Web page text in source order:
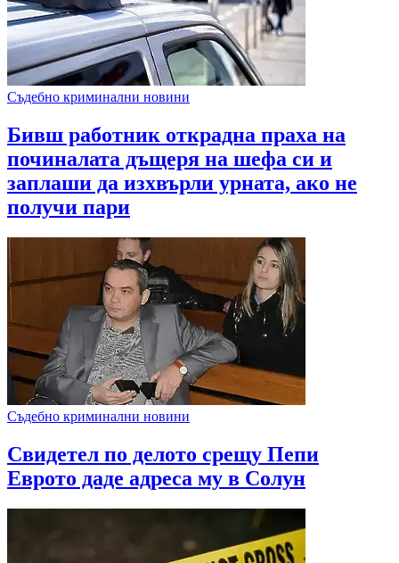
Съдебно криминални новини
Бивш работник открадна праха на
починалата дъщеря на шефа си и
заплаши да изхвърли урната, ако не
получи пари
Съдебно криминални новини
Свидетел по делото срещу Пепи
Еврото даде адреса му в Солун